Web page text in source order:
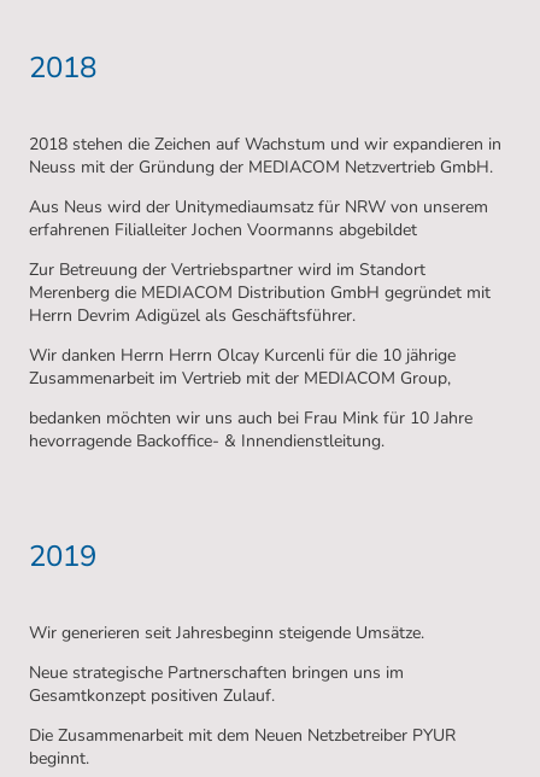
2018
2018 stehen die Zeichen auf Wachstum und wir expandieren in
Neuss mit der Gründung der MEDIACOM Netzvertrieb GmbH.
Aus Neus wird der Unitymediaumsatz für NRW von unserem
erfahrenen Filialleiter Jochen Voormanns abgebildet
Zur Betreuung der Vertriebspartner wird im Standort
Merenberg die MEDIACOM Distribution GmbH gegründet mit
Herrn Devrim Adigüzel als Geschäftsführer.
Wir danken Herrn Herrn Olcay Kurcenli für die 10 jährige
Zusammenarbeit im Vertrieb mit der MEDIACOM Group,
bedanken möchten wir uns auch bei Frau Mink für 10 Jahre
hevorragende Backoffice- & Innendienstleitung.
2019
Wir generieren seit Jahresbeginn steigende Umsätze.
Neue strategische Partnerschaften bringen uns im
Gesamtkonzept positiven Zulauf.
Die Zusammenarbeit mit dem Neuen Netzbetreiber PYUR
beginnt.